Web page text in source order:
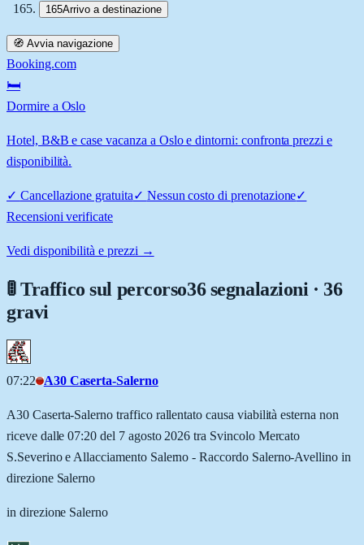
165Arrivo a destinazione
🧭 Avvia navigazione
Booking.com
🛏️
Dormire a Oslo
Hotel, B&B e case vacanza a Oslo e dintorni: confronta prezzi e
disponibilità.
✓ Cancellazione gratuita✓ Nessun costo di prenotazione✓
Recensioni verificate
Vedi disponibilità e prezzi →
🚦 Traffico sul percorso36 segnalazioni · 36
gravi
07:22 A30 Caserta-Salerno
A30 Caserta-Salerno traffico rallentato causa viabilità esterna non
riceve dalle 07:20 del 7 agosto 2026 tra Svincolo Mercato
S.Severino e Allacciamento Salerno - Raccordo Salerno-Avellino in
direzione Salerno
in direzione Salerno